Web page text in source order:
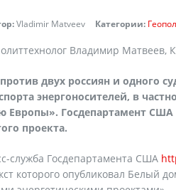
Vladimir Matveev Категории:
Владимир Матвеев,
двух россиян и одного
энергоносителей, в
Европы». Госдепартамент
проекта.
служба Госдепартамента США
которого опубликовал Белый